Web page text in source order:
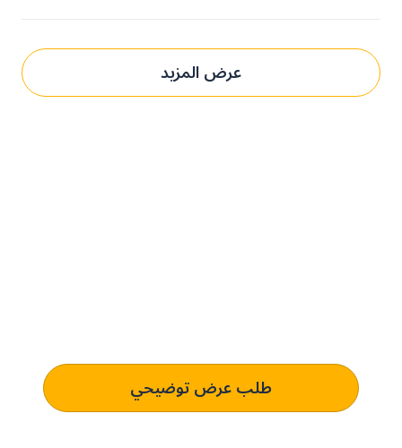
عرض المزيد
طلب عرض توضيحي